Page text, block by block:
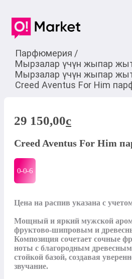
Парфюмерия /
Мырзалар үчүн жыпар
Мырзалар үчүн жыпар
Creed Aventus For Him
29 150,00c
Creed Aventus For Him
0-0-6
Цена на распив указана с
Мощный и яркий мужской
фруктово‑шипровым и
Композиция сочетает сочные
ноты с благородным древесным
стойкой базой, создавая
звучание.